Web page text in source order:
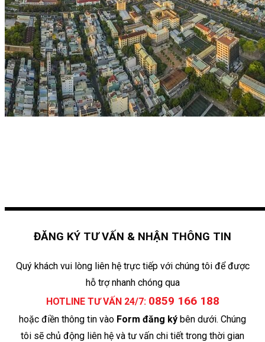
ĐĂNG KÝ TƯ VẤN & NHẬN THÔNG TIN
Quý khách vui lòng liên hệ trực tiếp với chúng tôi để được
hỗ trợ nhanh chóng qua
HOTLINE TƯ VẤN 24/7: 0859 166 188
hoặc điền thông tin vào Form đăng ký bên dưới. Chúng
tôi sẽ chủ động liên hệ và tư vấn chi tiết trong thời gian